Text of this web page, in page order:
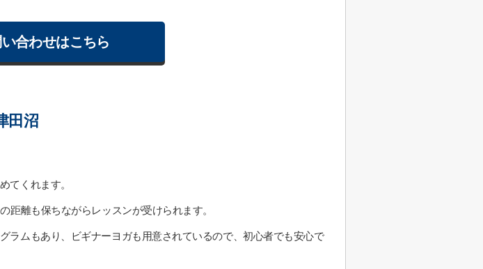
合わせはこちら
田沼
てくれます。
距離も保ちながらレッスンが受けられます。
ラムもあり、ビギナーヨガも用意されているので、初心者でも安心で